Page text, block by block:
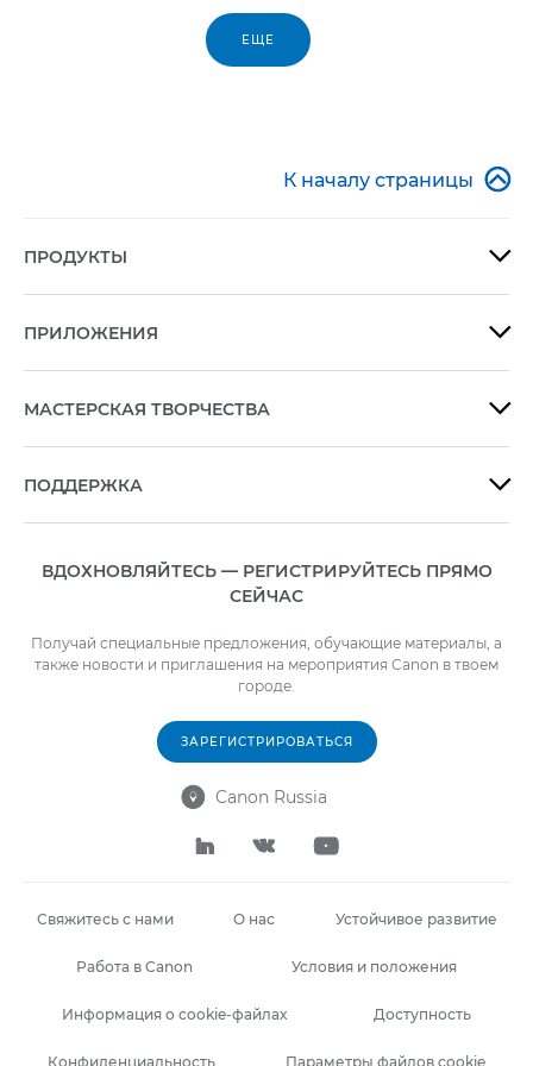
ЕЩЕ
К началу страницы 
ПРОДУКТЫ 
ПРИЛОЖЕНИЯ 
МАСТЕРСКАЯ ТВОРЧЕСТВА 
ПОДДЕРЖКА 
ВДОХНОВЛЯЙТЕСЬ — РЕГИСТРИРУЙТЕСЬ ПРЯМО
СЕЙЧАС
Получай специальные предложения, обучающие материалы, а
также новости и приглашения на мероприятия Canon в твоем
городе.
ЗАРЕГИСТРИРОВАТЬСЯ
 Canon Russia
  
Свяжитесь с нами О нас Устойчивое развитие
Работа в Canon Условия и положения
Информация о cookie-файлах Доступность
Конфиденциальность Параметры файлов cookie